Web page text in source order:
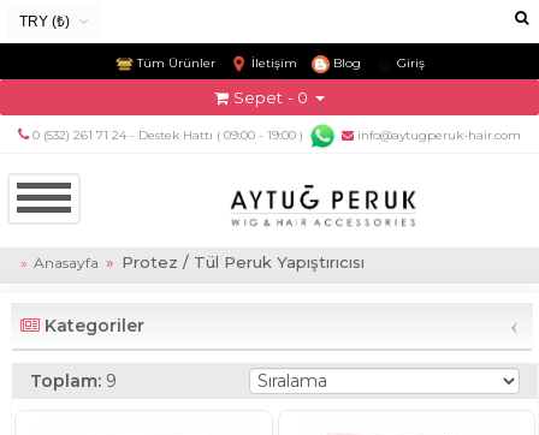
TRY (₺)
TRY (₺)
Tüm Ürünler İletişim Blog Giriş
Sepet - 0
0 (532) 261 71 24 - Destek Hattı ( 09:00 - 19:00 ) info@aytugperuk-hair.com
Anasayfa Protez / Tül Peruk Yapıştırıcısı
Kategoriler ‹
Toplam: 9